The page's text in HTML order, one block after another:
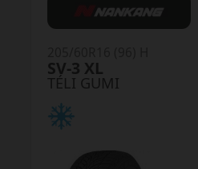
TÉLI GUMI
SV-3 XL